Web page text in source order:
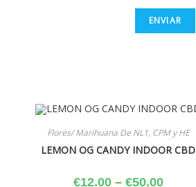
Flores/ Marihuana De NL1, CPM y HE
LEMON OG CANDY INDOOR CBD
€12.00 – €50.00